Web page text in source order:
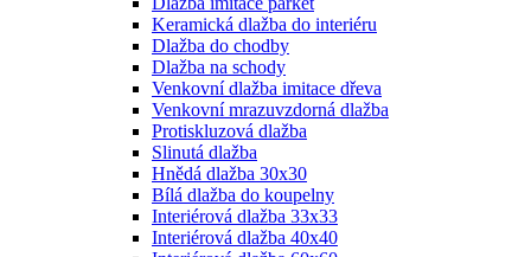
Keramická dlažba do interiéru
Dlažba do chodby
Dlažba na schody
Venkovní dlažba imitace dřeva
Venkovní mrazuvzdorná dlažba
Protiskluzová dlažba
Slinutá dlažba
Hnědá dlažba 30x30
Bílá dlažba do koupelny
Interiérová dlažba 33x33
Interiérová dlažba 40x40